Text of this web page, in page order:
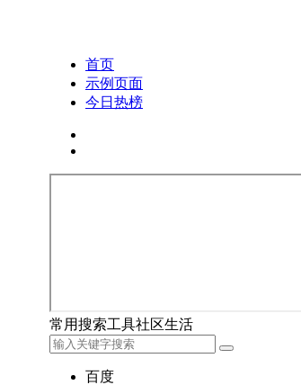
首页
示例页面
今日热榜
常用搜索工具社区生活
百度